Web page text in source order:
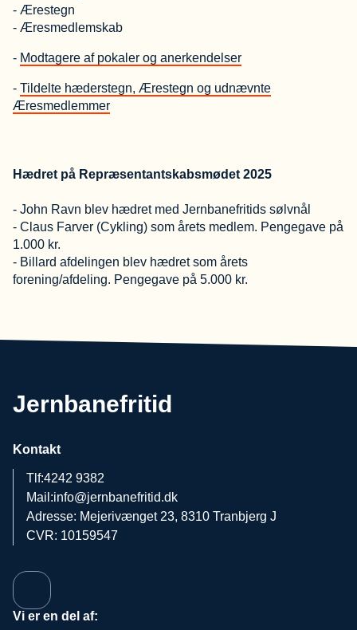
- Ærestegn
- Æresmedlemskab
- Modtagere af pokaler og anerkendelser
- Tildelte hæderstegn, Ærestegn og udnævnte
Æresmedlemmer
Hædret på Repræsentantskabsmødet 2025
- John Ravn blev hædret med Jernbanefritids sølvnål
- Claus Farver (Cykling) som årets medlem. Pengegave på
1.000 kr.
- Billard afdelingen blev hædret som årets
forening/afdeling. Pengegave på 5.000 kr.
Jernbanefritid
Kontakt
Tlf:4242 9382
Mail:info@jernbanefritid.dk
Adresse: Mejerivænget 23, 8310 Tranbjerg J
CVR: 10159547
Vi er en del af: